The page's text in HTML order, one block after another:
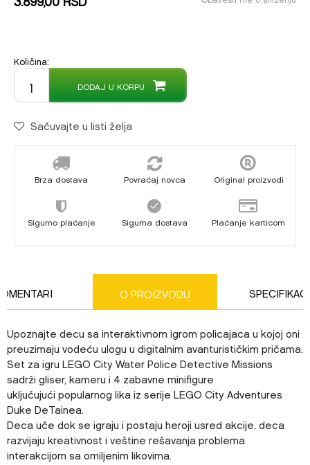
Količina:
DODAJ U KORPU
Sačuvajte u listi želja
Brza dostava Povraćaj novca Original proizvodi
Sigurno plaćanje Sigurna dostava Plaćanje karticom
O PROIZVODU
Upoznajte decu sa interaktivnom igrom policajaca u kojoj oni
preuzimaju vodeću ulogu u digitalnim avanturističkim pričama.
Set za igru LEGO City Water Police Detective Missions
sadrži gliser, kameru i 4 zabavne minifigure
uključujući popularnog lika iz serije LEGO City Adventures
Duke DeTainea.
Deca uče dok se igraju i postaju heroji usred akcije, deca
razvijaju kreativnost i veštine rešavanja problema
interakcijom sa omiljenim likovima.